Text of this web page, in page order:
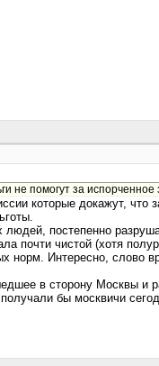
не помогут за
которые докажут,
постепенно
почти чистой (хотя
Интересно, слово
в сторону Москвы и
бы москвичи